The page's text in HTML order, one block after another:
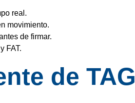
real.
movimiento.
de firmar.
FAT.
de TAG